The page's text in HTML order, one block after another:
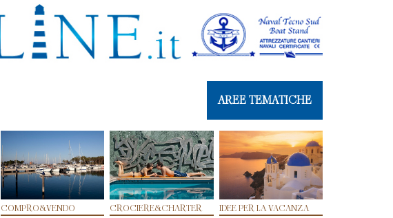
AREE TEMATICHE
COMPRO&VENDO CROCIERE&CHARTER IDEE PER LA VACANZA